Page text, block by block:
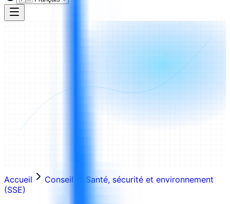
Accueil Conseil
Santé, sécurité et environnement
(SSE)